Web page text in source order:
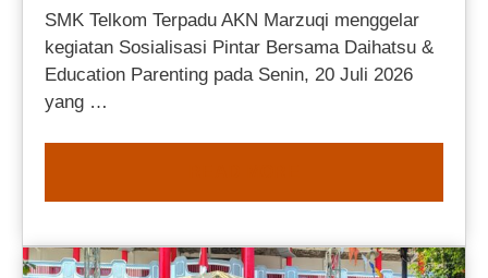
SMK Telkom Terpadu AKN Marzuqi menggelar
kegiatan Sosialisasi Pintar Bersama Daihatsu &
Education Parenting pada Senin, 20 Juli 2026
yang …